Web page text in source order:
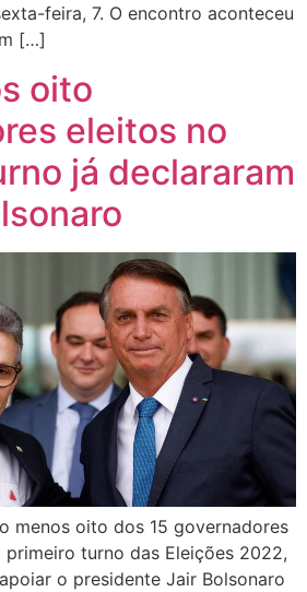
feira, 7. O encontro aconteceu
[…]
oito
eleitos no
já declararam
menos oito dos 15 governadores
turno das Eleições 2022,
o presidente Jair Bolsonaro